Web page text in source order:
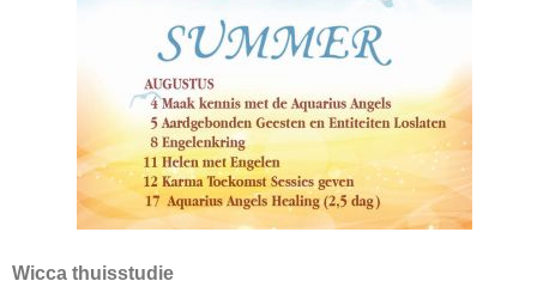
Wicca thuisstudie